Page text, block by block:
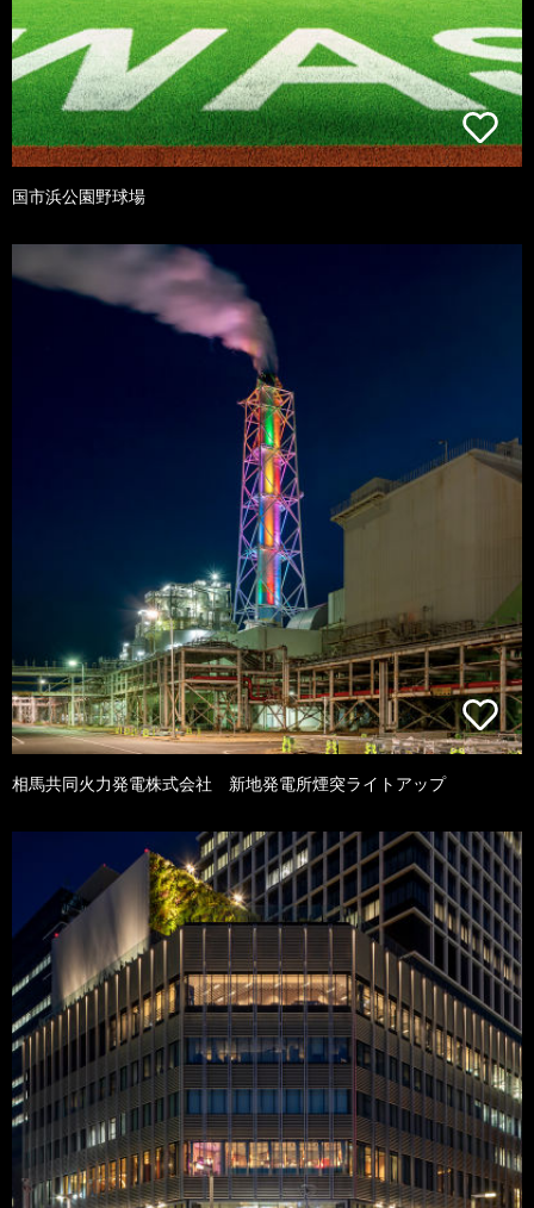
国市浜公園野球場
相馬共同火力発電株式会社 新地発電所煙突ライトアップ